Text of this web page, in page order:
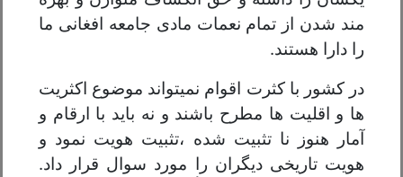
مند شدن از تمام نعمات مادی جامعه افغانی ما
را دارا هستند.
در کشور با کثرت اقوام نمیتواند موضوع اکثریت
ها و اقلیت ها مطرح باشند و نه باید با ارقام و
آمار هنوز نا تثبیت شده ،تثبیت هویت نمود و
هویت تاریخی دیگران را مورد سوال قرار داد.